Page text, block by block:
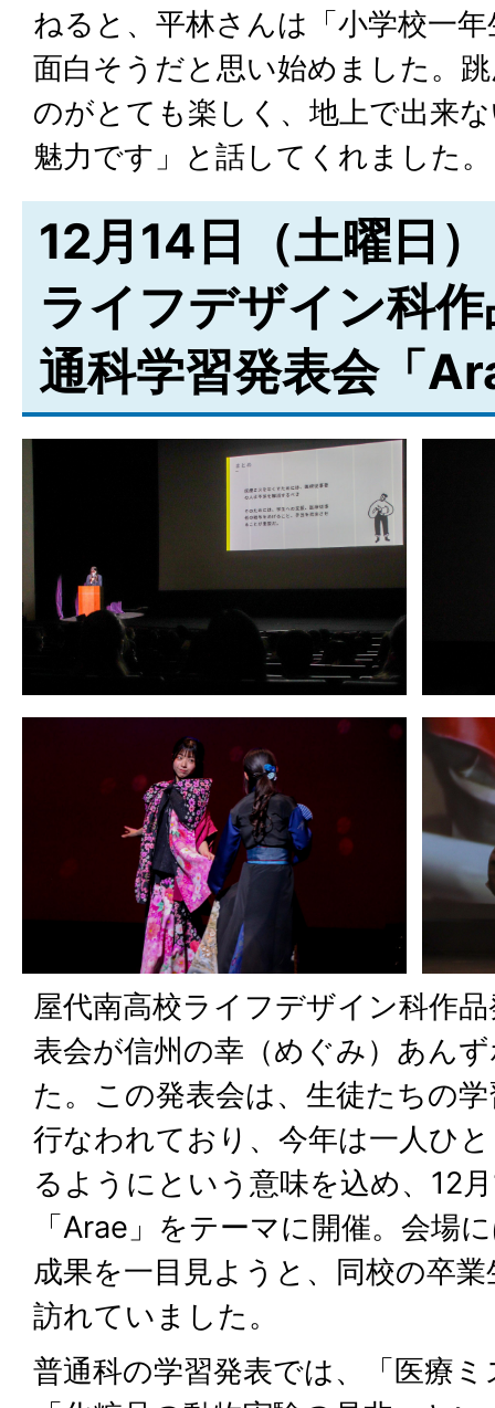
ねると、平林さんは「小学校一
面白そうだと思い始めました。
のがとても楽しく、地上で出来
魅力です」と話してくれました。
12月14日（土曜日
ライフデザイン科
通科学習発表会「
屋代南高校ライフデザイン科作
表会が信州の幸（めぐみ）あん
た。この発表会は、生徒たちの
行なわれており、今年は一人ひ
るようにという意味を込め、12
「Arae」をテーマに開催。会場
成果を一目見ようと、同校の卒
訪れていました。
普通科の学習発表では、「医療